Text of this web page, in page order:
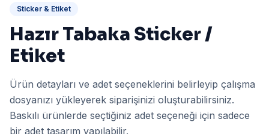
Sticker & Etiket
Hazır Tabaka Sticker /
Etiket
Ürün detayları ve adet seçeneklerini belirleyip çalışma
dosyanızı yükleyerek siparişinizi oluşturabilirsiniz.
Baskılı ürünlerde seçtiğiniz adet seçeneği için sadece
bir adet tasarım yapılabilir.